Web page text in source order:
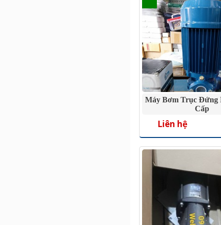
Máy Bơm Trục Đứng
Cấp
Liên hệ